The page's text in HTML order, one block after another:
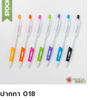
ปากกา 018